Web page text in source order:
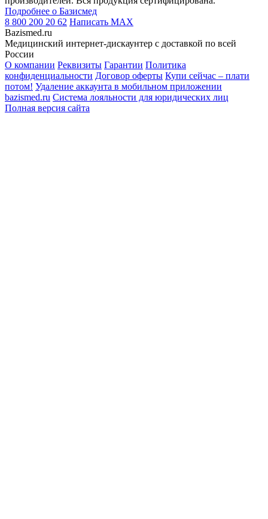
Подробнее о Базисмед
8 800 200 20 62 Написать MAX
Bazismed.ru
Медицинский интернет-дискаунтер с доставкой по всей
России
О компании Реквизиты Гарантии Политика
конфиденциальности Договор оферты Купи сейчас – плати
потом! Удаление аккаунта в мобильном приложении
bazismed.ru Система лояльности для юридических лиц
Полная версия сайта